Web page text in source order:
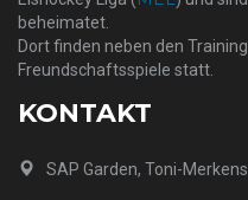
beheimatet.
Dort finden neben den
Freundschaftsspiele statt.
KONTAKT
SAP Garden, Toni-